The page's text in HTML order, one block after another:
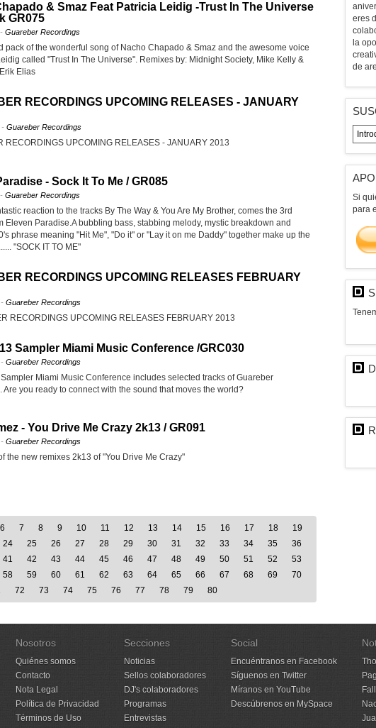
& Smaz Feat Patricia Leidig -Trust In The Universe
GR075
Guareber Recordings
pack of the wonderful song of Nacho Chapado & Smaz and the awesome voice
called "Trust In The Universe". Remixes by: Midnight Society, Mike Kelly &
Elias
RECORDINGS UPCOMING RELEASES - JANUARY
- Guareber Recordings
RECORDINGS UPCOMING RELEASES - JANUARY 2013
- Sock It To Me / GR085
Guareber Recordings
reaction to the tracks By The Way & You Are My Brother, comes the 3rd
Eleven Paradise.A bubbling bass, stabbing melody, mystic breakdown and
phrase meaning "Hit Me", "Do it" or "Lay it on me Daddy" together make up the
"SOCK IT TO ME"
RECORDINGS UPCOMING RELEASES FEBRUARY
Guareber Recordings
RECORDINGS UPCOMING RELEASES FEBRUARY 2013
Sampler Miami Music Conference /GRC030
Guareber Recordings
Miami Music Conference includes selected tracks of Guareber
Are you ready to connect with the sound that moves the world?
- You Drive Me Crazy 2k13 / GR091
Guareber Recordings
the new remixes 2k13 of "You Drive Me Crazy"
6 7 8 9 10 11 12 13 14 15 16 17 18
19
24 25 26 27 28 29 30 31 32 33 34 35
36
41 42 43 44 45 46 47 48 49 50 51 52
53
58 59 60 61 62 63 64 65 66 67 68 69
70
72 73 74 75 76 77 78 79 80
eres
la
de
Si
para
Nosotros
Quiénes somos
Contacto
Nota Legal
Política de Privacidad
Términos de Uso
Secciones
Noticias
Sellos colaboradores
DJ's colaboradores
Programas
Entrevistas
Social
Encuéntranos en Facebook
Síguenos en Twitter
Míranos en YouTube
Descúbrenos en MySpace